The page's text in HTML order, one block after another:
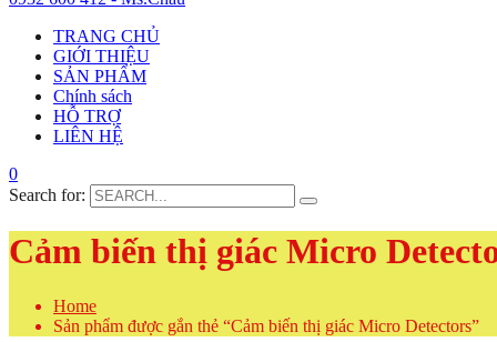
TRANG CHỦ
GIỚI THIỆU
SẢN PHẨM
Chính sách
HỖ TRỢ
LIÊN HỆ
0
Search for:
Cảm biến thị giác Micro
Home
Sản phẩm được gắn thẻ “Cảm biến thị giác Micro Detectors”